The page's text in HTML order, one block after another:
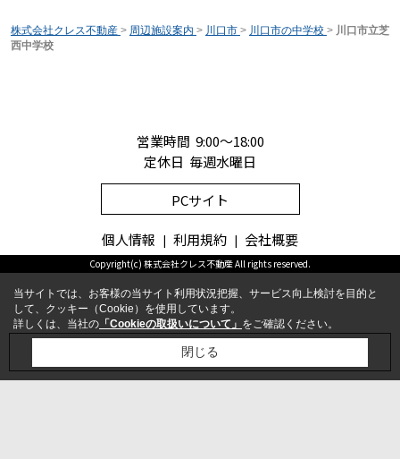
株式会社クレス不動産 > 周辺施設案内 > 川口市 > 川口市の中学校 > 川口市立芝
西中学校
営業時間 9:00～18:00
定休日 毎週水曜日
PCサイト
個人情報 利用規約 会社概要
Copyright(c) 株式会社クレス不動産 All rights reserved.
当サイトでは、お客様の当サイト利用状況把握、サービス向上検討を目的と
して、クッキー（Cookie）を使用しています。
詳しくは、当社の 「Cookieの取扱いについて」 をご確認ください。
閉じる